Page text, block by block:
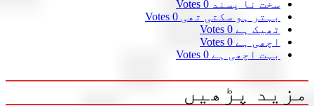
سخت نا پسند 0 Votes
بہتر ہو سکتی تھی
0 Votes
ٹھیک ہے
اچھی ہے
بہت اچھی ہے
پڑھیں